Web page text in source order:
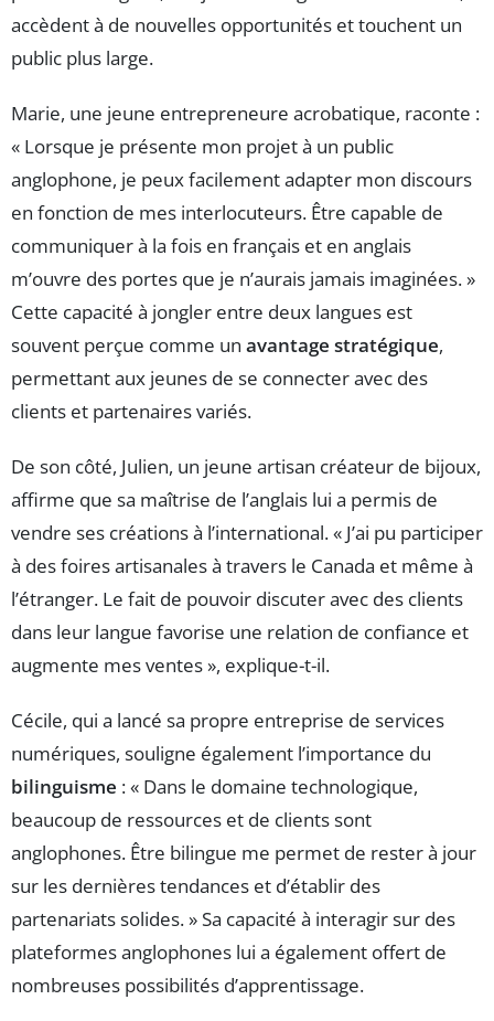
accèdent à de nouvelles opportunités et touchent un
public plus large.
Marie, une jeune entrepreneure acrobatique, raconte :
« Lorsque je présente mon projet à un public
anglophone, je peux facilement adapter mon discours
en fonction de mes interlocuteurs. Être capable de
communiquer à la fois en français et en anglais
m’ouvre des portes que je n’aurais jamais imaginées. »
Cette capacité à jongler entre deux langues est
souvent perçue comme un avantage stratégique,
permettant aux jeunes de se connecter avec des
clients et partenaires variés.
De son côté, Julien, un jeune artisan créateur de bijoux,
affirme que sa maîtrise de l’anglais lui a permis de
vendre ses créations à l’international. « J’ai pu participer
à des foires artisanales à travers le Canada et même à
l’étranger. Le fait de pouvoir discuter avec des clients
dans leur langue favorise une relation de confiance et
augmente mes ventes », explique-t-il.
Cécile, qui a lancé sa propre entreprise de services
numériques, souligne également l’importance du
bilinguisme : « Dans le domaine technologique,
beaucoup de ressources et de clients sont
anglophones. Être bilingue me permet de rester à jour
sur les dernières tendances et d’établir des
partenariats solides. » Sa capacité à interagir sur des
plateformes anglophones lui a également offert de
nombreuses possibilités d’apprentissage.